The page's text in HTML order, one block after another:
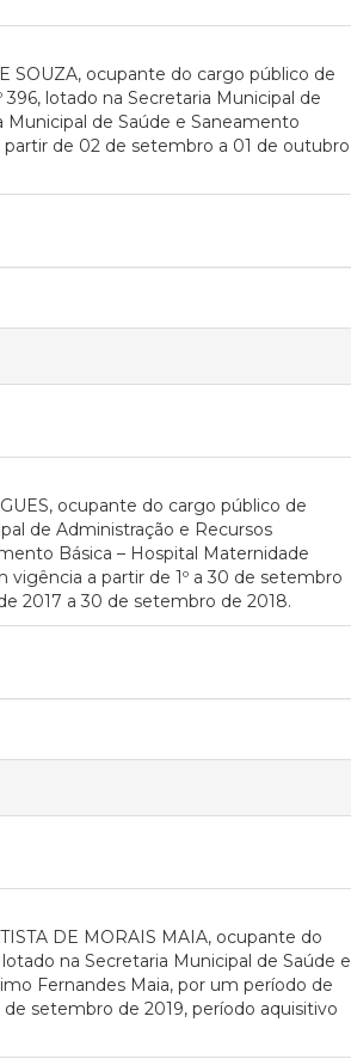
SOUZA, ocupante do cargo público de
396, lotado na Secretaria Municipal de
de Saúde e Saneamento
de 02 de setembro a 01 de outubro
ocupante do cargo público de
de Administração e Recursos
Básica – Hospital Maternidade
vigência a partir de 1º a 30 de setembro
2017 a 30 de setembro de 2018.
DE MORAIS MAIA, ocupante do
na Secretaria Municipal de Saúde e
Fernandes Maia, por um período de
setembro de 2019, período aquisitivo